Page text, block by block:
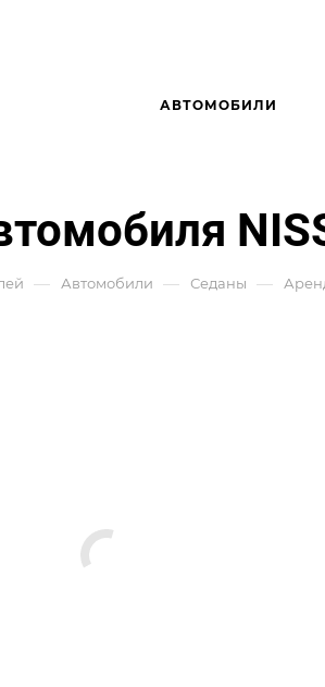
АВТОМОБИЛИ
— Автомобили — Седаны —